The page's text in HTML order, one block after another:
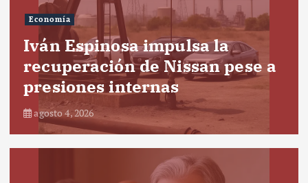
Economía
Iván Espinosa impulsa la
recuperación de Nissan pese a
presiones internas
agosto 4, 2026